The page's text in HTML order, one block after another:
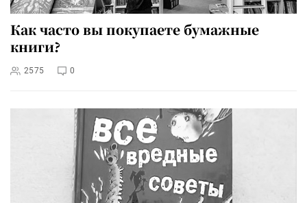
Как часто вы покупаете бумажные
книги?
2575 0